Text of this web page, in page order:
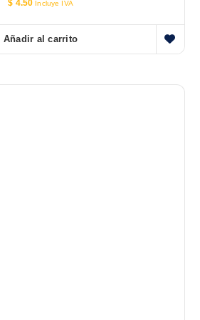
$ 4.50 Incluye IVA
Añadir al carrito